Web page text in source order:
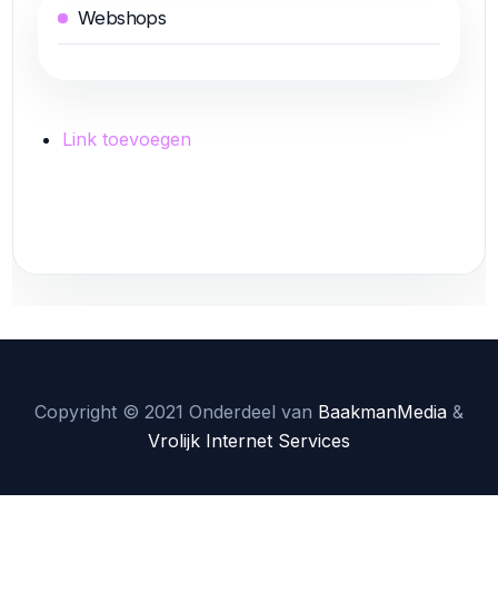
Webshops
Link toevoegen
Copyright © 2021 Onderdeel van BaakmanMedia &
Vrolijk Internet Services